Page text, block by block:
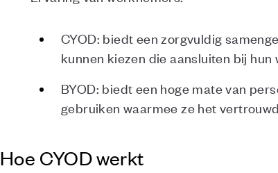
CYOD: biedt een zorgvuldig
kunnen kiezen die aansluiten bij
BYOD: biedt een hoge mate van
gebruiken waarmee ze het
Hoe CYOD werkt